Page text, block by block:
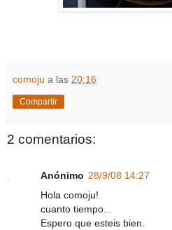
comoju a las 20:16
Compartir
2 comentarios:
Anónimo 28/9/08 14:27
Hola comoju!
cuanto tiempo...
Espero que esteis bien.